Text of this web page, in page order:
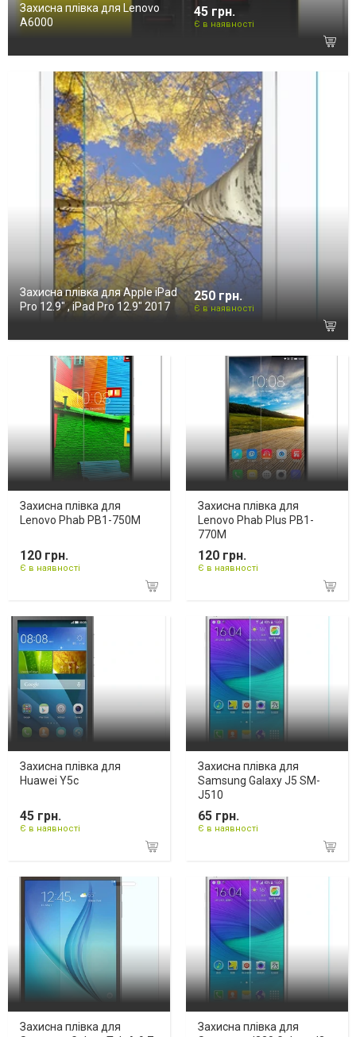
Захисна плівка для Lenovo
A6000
45 грн.
Є в наявності
Захисна плівка для Apple iPad
Pro 12.9" , iPad Pro 12.9" 2017
250 грн.
Є в наявності
Захисна плівка для
Lenovo Phab PB1-750M
120 грн.
Є в наявності
Захисна плівка для
Lenovo Phab Plus PB1-
770M
120 грн.
Є в наявності
Захисна плівка для
Huawei Y5c
45 грн.
Є в наявності
Захисна плівка для
Samsung Galaxy J5 SM-
J510
65 грн.
Є в наявності
Захисна плівка для
Захисна плівка для